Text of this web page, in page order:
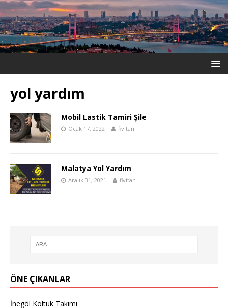
yol yardım
Mobil Lastik Tamiri Şile
Ocak 17, 2022 fivitan
Malatya Yol Yardım
Aralık 31, 2021 fivitan
ÖNE ÇIKANLAR
İnegöl Koltuk Takımı